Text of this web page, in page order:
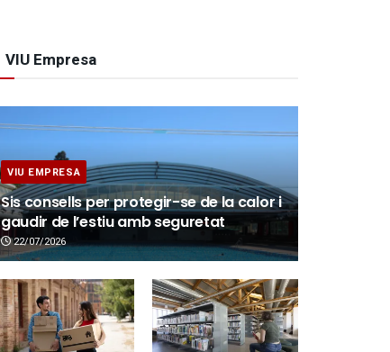
VIU Empresa
VIU EMPRESA
Sis consells per protegir-se de la calor i
gaudir de l’estiu amb seguretat
22/07/2026